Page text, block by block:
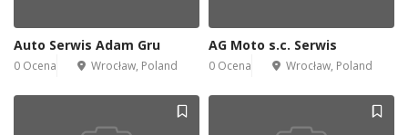
Auto Serwis Adam Gru
0 Ocena Wrocław, Poland
AG Moto s.c. Serwis
0 Ocena Wrocław, Poland